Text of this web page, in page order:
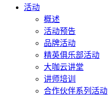
活动
概述
活动预告
品牌活动
精英俱乐部活动
大咖云讲堂
讲师培训
合作伙伴系列活动